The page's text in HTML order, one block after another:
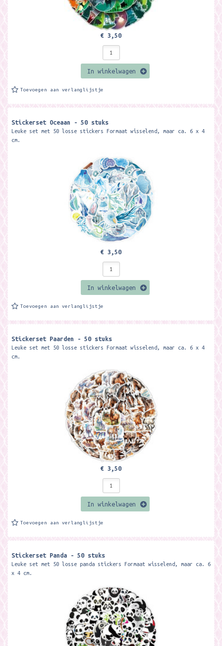
€ 3,50
In winkelwagen
Toevoegen aan verlanglijstje
Stickerset Oceaan - 50 stuks
Leuke set met 50 losse stickers Formaat wisselend, maar ca. 6 x 4
cm.
€ 3,50
In winkelwagen
Toevoegen aan verlanglijstje
Stickerset Paarden - 50 stuks
Leuke set met 50 losse stickers Formaat wisselend, maar ca. 6 x 4
cm.
€ 3,50
In winkelwagen
Toevoegen aan verlanglijstje
Stickerset Panda - 50 stuks
Leuke set met 50 losse panda stickers Formaat wisselend, maar ca. 6
x 4 cm.